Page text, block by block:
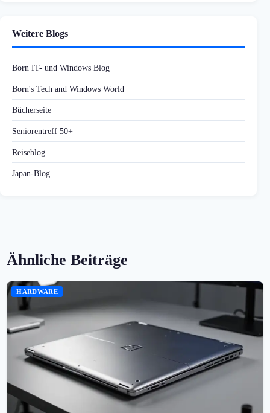
Weitere Blogs
Born IT- und Windows Blog
Born's Tech and Windows World
Bücherseite
Seniorentreff 50+
Reiseblog
Japan-Blog
Ähnliche Beiträge
HARDWARE